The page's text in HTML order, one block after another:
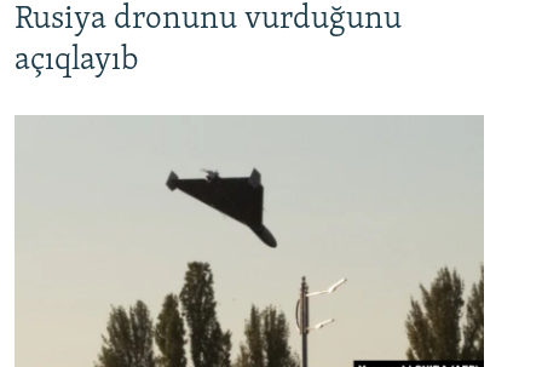
Rusiya dronunu vurduğunu
açıqlayıb